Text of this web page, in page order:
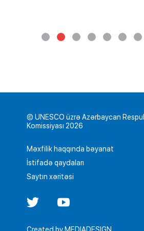
© UNESCO üzrə Azərbaycan
Komissiyası 2026
Məxfilik haqqında bəyanat
İstifadə qaydaları
Saytın xəritəsi